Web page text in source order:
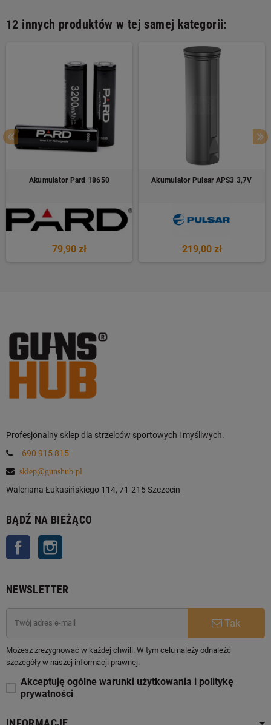
12 innych produktów w tej samej kategorii:
Akumulator Pard 18650
79,90 zł
Akumulator Pulsar APS3 3,7V
219,00 zł
Profesjonalny sklep dla strzelców sportowych i myśliwych.
690 915 815
sklep@gunshub.pl
Waleriana Łukasińskiego 114, 71-215 Szczecin
BĄDŹ NA BIEŻĄCO
Facebook
NEWSLETTER
Tak
Możesz zrezygnować w każdej chwili. W tym celu należy odnaleźć
szczegóły w naszej informacji prawnej.
Akceptuję ogólne warunki użytkowania i politykę
prywatności